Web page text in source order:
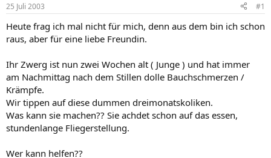
e
r
t
a
m
25 Juli 2003 #1
Heute frag ich mal nicht für mich, denn aus dem bin ich schon
raus, aber für eine liebe Freundin.
Ihr Zwerg ist nun zwei Wochen alt ( Junge ) und hat immer
am Nachmittag nach dem Stillen dolle Bauchschmerzen /
Krämpfe.
Wir tippen auf diese dummen dreimonatskoliken.
Was kann sie machen?? Sie achdet schon auf das essen,
stundenlange Fliegerstellung.
Wer kann helfen??